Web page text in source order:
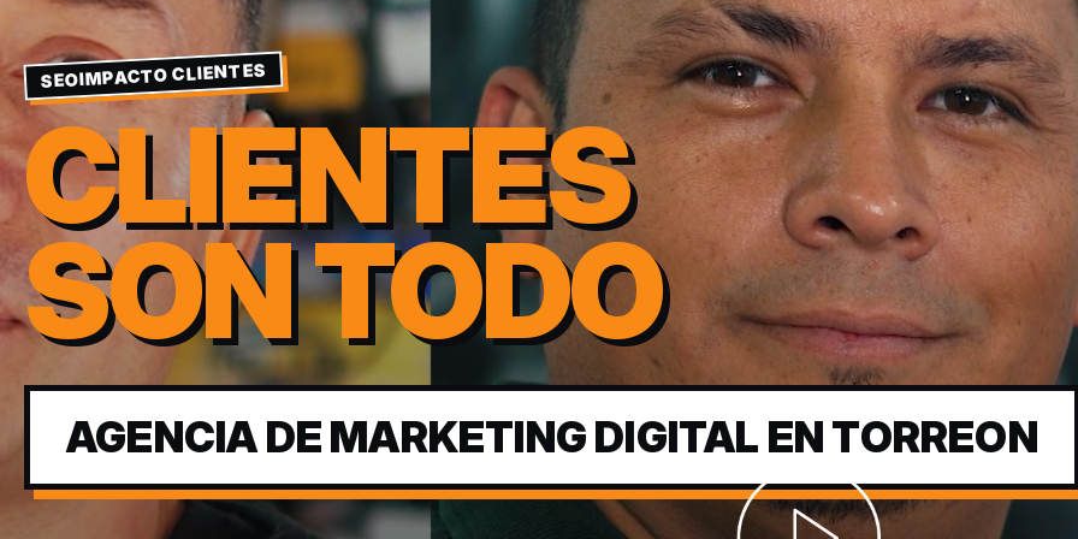
SEOIMPACTO CLIENTES
CLIENTES
SON TODO
AGENCIA DE MARKETING DIGITAL EN TORREON